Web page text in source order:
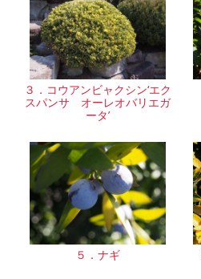
３．コウアンビャクシン‘エク
スパンサ オーレオバリエガ
ータ’
５．ナギ